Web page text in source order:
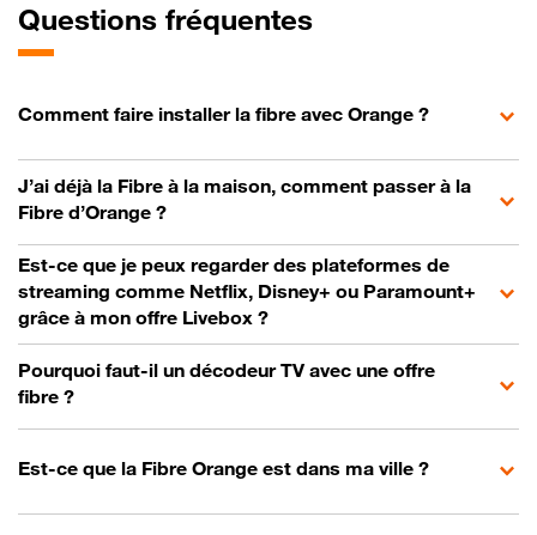
Questions fréquentes
Comment faire installer la fibre avec Orange ?
J’ai déjà la Fibre à la maison, comment passer à la
Fibre d’Orange ?
Est-ce que je peux regarder des plateformes de
streaming comme Netflix, Disney+ ou Paramount+
grâce à mon offre Livebox ?
Pourquoi faut-il un décodeur TV avec une offre
fibre ?
Est-ce que la Fibre Orange est dans ma ville ?